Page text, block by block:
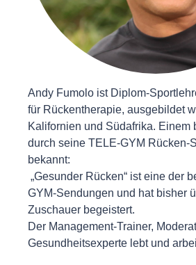
Andy Fumolo ist Diplom-
für Rückentherapie, ausgebildet
Kalifornien und Südafrika. Einem
durch seine TELE-GYM Rücken-
bekannt:
„Gesunder Rücken“ ist eine der
GYM-Sendungen und hat bisher
Zuschauer begeistert.
Der Management-Trainer,
Gesundheitsexperte lebt und